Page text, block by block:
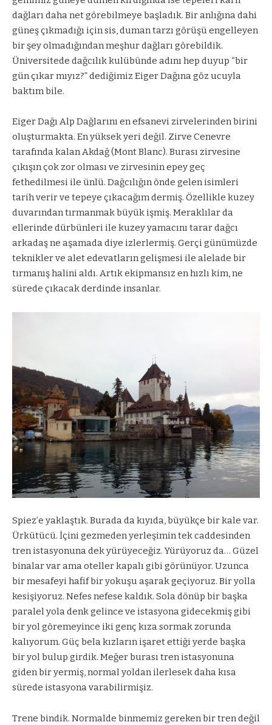
dağları daha net görebilmeye başladık. Bir anlığına dahi
güneş çıkmadığı için sis, duman tarzı görüşü engelleyen
bir şey olmadığından meşhur dağları görebildik.
Üniversitede dağcılık kulübünde adını hep duyup “bir
gün çıkar mıyız?” dediğimiz Eiger Dağına göz ucuyla
baktım bile.
Eiger Dağı Alp Dağlarını en efsanevi zirvelerinden birini
oluşturmakta. En yüksek yeri değil. Zirve Cenevre
tarafında kalan Akdağ (Mont Blanc). Burası zirvesine
çıkışın çok zor olması ve zirvesinin epey geç
fethedilmesi ile ünlü. Dağcılığın önde gelen isimleri
tarih verir ve tepeye çıkacağım dermiş. Özellikle kuzey
duvarından tırmanmak büyük işmiş. Meraklılar da
ellerinde dürbünleri ile kuzey yamacını tarar dağcı
arkadaş ne aşamada diye izlerlermiş. Gerçi günümüzde
teknikler ve alet edevatların gelişmesi ile alelade bir
tırmanış halini aldı. Artık ekipmansız en hızlı kim, ne
sürede çıkacak derdinde insanlar.
Spiez’e yaklaştık. Burada da kıyıda, büyükçe bir kale var.
Ürkütücü. İçini gezmeden yerleşimin tek caddesinden
tren istasyonuna dek yürüyeceğiz. Yürüyoruz da… Güzel
binalar var ama oteller kapalı gibi görünüyor. Uzunca
bir mesafeyi hafif bir yokuşu aşarak geçiyoruz. Bir yolla
kesişiyoruz. Nefes nefese kaldık. Sola dönüp bir başka
paralel yola denk gelince ve istasyona gidecekmiş gibi
bir yol göremeyince iki genç kıza sormak zorunda
kalıyorum. Güç bela kızların işaret ettiği yerde başka
bir yol bulup girdik. Meğer burası tren istasyonuna
giden bir yermiş, normal yoldan ilerlesek daha kısa
sürede istasyona varabilirmişiz.
Trene bindik. Normalde binmemiz gereken bir tren değil